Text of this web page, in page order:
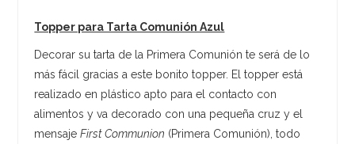
Topper para Tarta Comunión Azul
Decorar su tarta de la Primera Comunión te será de lo
más fácil gracias a este bonito topper. El topper está
realizado en plástico apto para el contacto con
alimentos y va decorado con una pequeña cruz y el
mensajeFirst Communion (Primera Comunión), todo